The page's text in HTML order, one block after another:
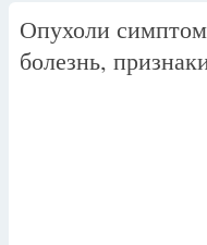
Опухоли
болезнь,